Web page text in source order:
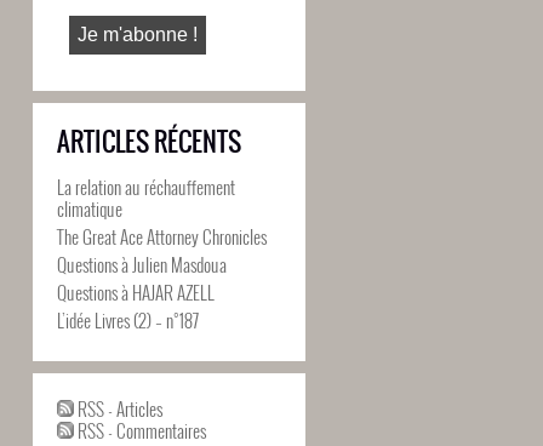
ARTICLES RÉCENTS
La relation au réchauffement
climatique
The Great Ace Attorney Chronicles
Questions à Julien Masdoua
Questions à HAJAR AZELL
L’idée Livres (2) – n°187
RSS - Articles
RSS - Commentaires